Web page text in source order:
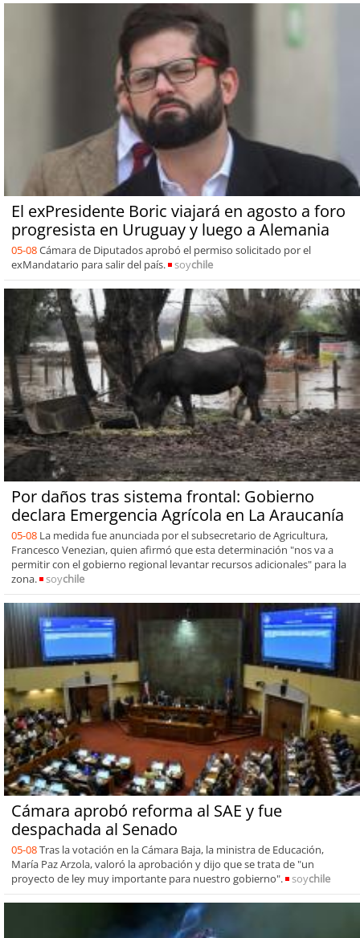
El exPresidente Boric viajará en agosto a foro
progresista en Uruguay y luego a Alemania
05-08Cámara de Diputados aprobó el permiso solicitado por el
exMandatario para salir del país.
soychile
Por daños tras sistema frontal: Gobierno
declara Emergencia Agrícola en La Araucanía
05-08 La medida fue anunciada por el subsecretario de Agricultura,
Francesco Venezian, quien afirmó que esta determinación "nos va a
permitir con el gobierno regional levantar recursos adicionales" para la
zona.
soychile
Cámara aprobó reforma al SAE y fue
despachada al Senado
05-08Tras la votación en la Cámara Baja, la ministra de Educación,
María Paz Arzola, valoró la aprobación y dijo que se trata de "un
proyecto de ley muy importante para nuestro gobierno".
soychile